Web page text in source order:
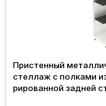
Пристенный
стеллаж с полками
рированной задней